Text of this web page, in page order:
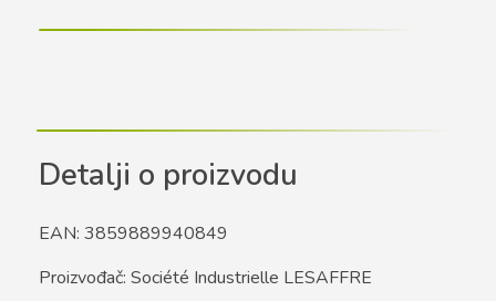
Detalji o proizvodu
EAN: 3859889940849
Proizvođač: Société Industrielle LESAFFRE